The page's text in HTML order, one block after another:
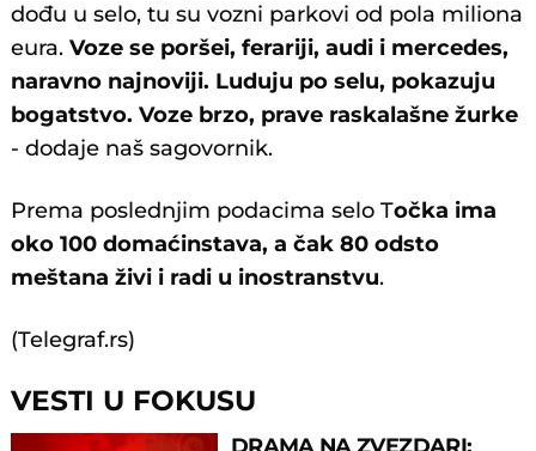
dođu u selo, tu su vozni parkovi od pola miliona
eura.Voze se poršei, ferariji, audi i mercedes,
naravno najnoviji. Luduju po selu, pokazuju
bogatstvo. Voze brzo, prave raskalašne žurke
- dodaje naš sagovornik.
Prema poslednjim podacima selo Točka ima
oko 100 domaćinstava, a čak 80 odsto
meštana živi i radi u inostranstvu.
(Telegraf.rs)
VESTI U FOKUSU
DRAMA NA ZVEZDARI: